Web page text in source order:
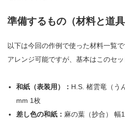
準備するもの（材料と道具
以下は今回の作例で使った材料一覧
アレンジ可能ですが、基本はこのセッ
和紙（表装用）： H.S. 楮雲竜（う
mm 1枚
差し色の和紙： 麻の葉（抄合） 幅